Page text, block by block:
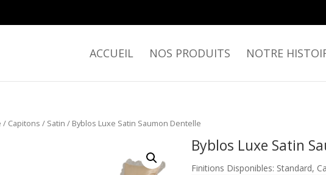
ACCUEIL NOS PRODUITS NOTRE
/ Capitons / Satin / Byblos Luxe Satin Saumon Dentelle
Byblos Luxe Satin
Finitions Disponibles: Standard,